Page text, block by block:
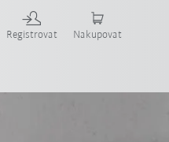
Registrovat Nakupovat